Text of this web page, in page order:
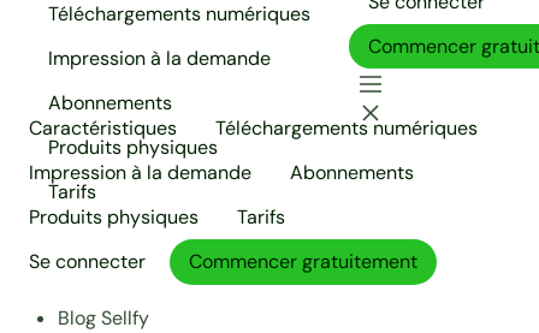
Téléchargements numériques
Impression à la demande
Abonnements
Produits physiques
Tarifs
Commencer
Caractéristiques
Téléchargements numériques
Impression à la demande
Abonnements
Produits physiques
Tarifs
Se connecter
Commencer gratuitement
Blog Sellfy